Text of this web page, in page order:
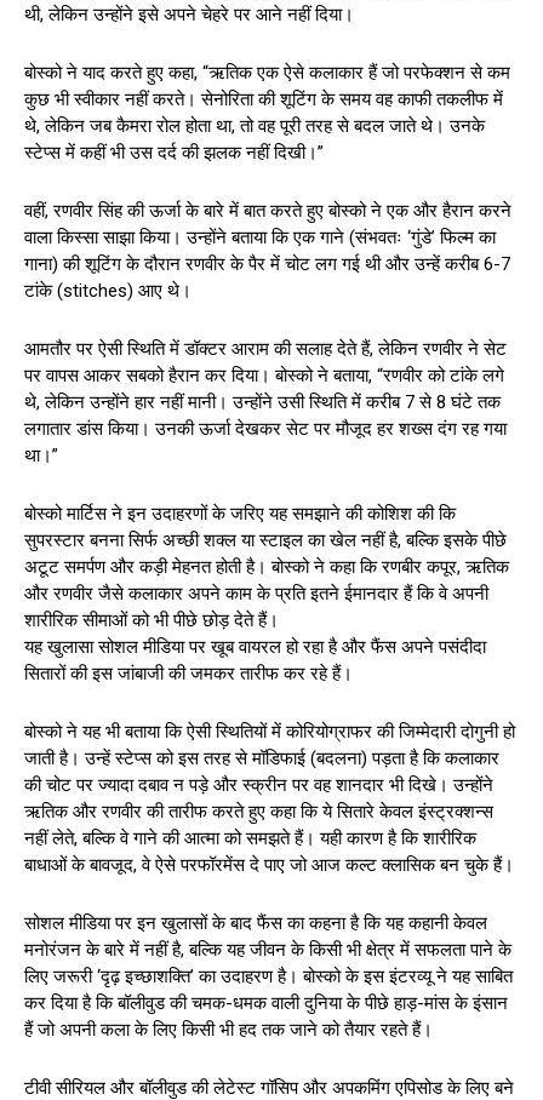
थी, लेकिन उन्होंने इसे अपने चेहरे पर आने नहीं दिया।
बोस्को ने याद करते हुए कहा, “ऋतिक एक ऐसे कलाकार हैं जो परफेक्शन से कम
कुछ भी स्वीकार नहीं करते। सेनोरिता की शूटिंग के समय वह काफी तकलीफ में
थे, लेकिन जब कैमरा रोल होता था, तो वह पूरी तरह से बदल जाते थे। उनके
स्टेप्स में कहीं भी उस दर्द की झलक नहीं दिखी।”
वहीं, रणवीर सिंह की ऊर्जा के बारे में बात करते हुए बोस्को ने एक और हैरान करने
वाला किस्सा साझा किया। उन्होंने बताया कि एक गाने (संभवतः ‘गुंडे’ फिल्म का
गाना) की शूटिंग के दौरान रणवीर के पैर में चोट लग गई थी और उन्हें करीब 6-7
टांके (stitches) आए थे।
आमतौर पर ऐसी स्थिति में डॉक्टर आराम की सलाह देते हैं, लेकिन रणवीर ने सेट
पर वापस आकर सबको हैरान कर दिया। बोस्को ने बताया, “रणवीर को टांके लगे
थे, लेकिन उन्होंने हार नहीं मानी। उन्होंने उसी स्थिति में करीब 7 से 8 घंटे तक
लगातार डांस किया। उनकी ऊर्जा देखकर सेट पर मौजूद हर शख्स दंग रह गया
था।”
बोस्को मार्टिस ने इन उदाहरणों के जरिए यह समझाने की कोशिश की कि
सुपरस्टार बनना सिर्फ अच्छी शक्ल या स्टाइल का खेल नहीं है, बल्कि इसके पीछे
अटूट समर्पण और कड़ी मेहनत होती है। बोस्को ने कहा कि रणबीर कपूर, ऋतिक
और रणवीर जैसे कलाकार अपने काम के प्रति इतने ईमानदार हैं कि वे अपनी
शारीरिक सीमाओं को भी पीछे छोड़ देते हैं।
यह खुलासा सोशल मीडिया पर खूब वायरल हो रहा है और फैंस अपने पसंदीदा
सितारों की इस जांबाजी की जमकर तारीफ कर रहे हैं।
बोस्को ने यह भी बताया कि ऐसी स्थितियों में कोरियोग्राफर की जिम्मेदारी दोगुनी हो
जाती है। उन्हें स्टेप्स को इस तरह से मॉडिफाई (बदलना) पड़ता है कि कलाकार
की चोट पर ज्यादा दबाव न पड़े और स्क्रीन पर वह शानदार भी दिखे। उन्होंने
ऋतिक और रणवीर की तारीफ करते हुए कहा कि ये सितारे केवल इंस्ट्रक्शन्स
नहीं लेते, बल्कि वे गाने की आत्मा को समझते हैं। यही कारण है कि शारीरिक
बाधाओं के बावजूद, वे ऐसे परफॉरमेंस दे पाए जो आज कल्ट क्लासिक बन चुके हैं।
सोशल मीडिया पर इन खुलासों के बाद फैंस का कहना है कि यह कहानी केवल
मनोरंजन के बारे में नहीं है, बल्कि यह जीवन के किसी भी क्षेत्र में सफलता पाने के
लिए जरूरी ‘दृढ़ इच्छाशक्ति’ का उदाहरण है। बोस्को के इस इंटरव्यू ने यह साबित
कर दिया है कि बॉलीवुड की चमक-धमक वाली दुनिया के पीछे हाड़-मांस के इंसान
हैं जो अपनी कला के लिए किसी भी हद तक जाने को तैयार रहते हैं।
टीवी सीरियल और बॉलीवुड की लेटेस्ट गॉसिप और अपकमिंग एपिसोड के लिए बने